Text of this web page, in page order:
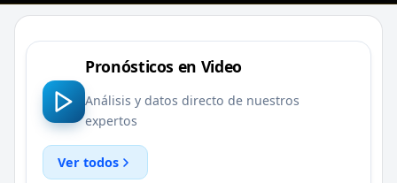
Pronósticos en Video
Análisis y datos directo de nuestros
expertos
Ver todos